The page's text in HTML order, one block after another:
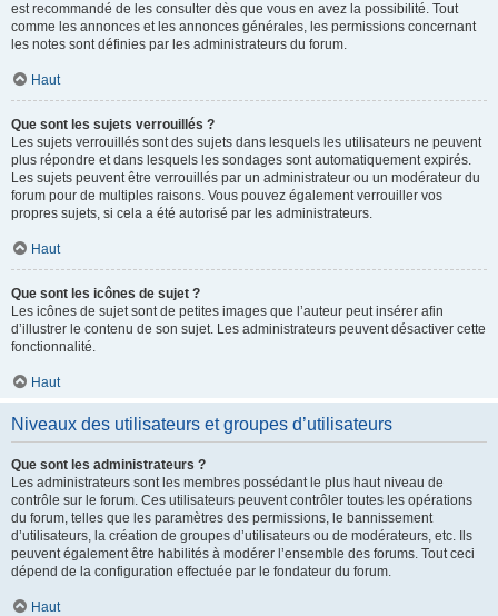
est recommandé de les consulter dès que vous en avez la possibilité. Tout
comme les annonces et les annonces générales, les permissions concernant
les notes sont définies par les administrateurs du forum.
Haut
Que sont les sujets verrouillés ?
Les sujets verrouillés sont des sujets dans lesquels les utilisateurs ne peuvent
plus répondre et dans lesquels les sondages sont automatiquement expirés.
Les sujets peuvent être verrouillés par un administrateur ou un modérateur du
forum pour de multiples raisons. Vous pouvez également verrouiller vos
propres sujets, si cela a été autorisé par les administrateurs.
Haut
Que sont les icônes de sujet ?
Les icônes de sujet sont de petites images que l’auteur peut insérer afin
d’illustrer le contenu de son sujet. Les administrateurs peuvent désactiver cette
fonctionnalité.
Haut
Niveaux des utilisateurs et groupes d’utilisateurs
Que sont les administrateurs ?
Les administrateurs sont les membres possédant le plus haut niveau de
contrôle sur le forum. Ces utilisateurs peuvent contrôler toutes les opérations
du forum, telles que les paramètres des permissions, le bannissement
d’utilisateurs, la création de groupes d’utilisateurs ou de modérateurs, etc. Ils
peuvent également être habilités à modérer l’ensemble des forums. Tout ceci
dépend de la configuration effectuée par le fondateur du forum.
Haut